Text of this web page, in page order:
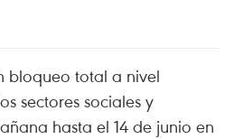
bloqueo total a nivel
sectores sociales y
hasta el 14 de junio en